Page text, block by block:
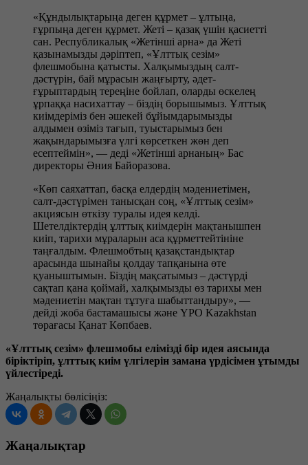
«Құндылықтарыңа деген құрмет – ұлтыңа,
ғұрпыңа деген құрмет. Жеті – қазақ үшін қасиетті
сан. Республикалық «Жетінші арна» да Жеті
қазынамызды дәріптеп, «Ұлттық сезім»
флешмобына қатысты. Халқымыздың салт-
дәстүрін, бай мұрасын жаңғырту, әдет-
ғұрыптардың тереңіне бойлап, оларды өскелең
ұрпаққа насихаттау – біздің борышымыз. Ұлттық
киімдеріміз бен әшекей бұйымдарымызды
алдымен өзіміз тағып, туыстарымыз бен
жақындарымызға үлгі көрсеткен жөн деп
есептеймін», — деді «Жетінші арнаның» Бас
директоры Әния Байоразова.
«Көп саяхаттап, басқа елдердің мәдениетімен,
салт-дәстүрімен танысқан соң, «Ұлттық сезім»
акциясын өткізу туралы идея келді.
Шетелдіктердің ұлттық киімдерін мақтанышпен
киіп, тарихи мұраларын аса құрметтейтініне
таңғалдым. Флешмобтың қазақстандықтар
арасында шынайы қолдау тапқанына өте
қуаныштымын. Біздің мақсатымыз – дәстүрді
сақтап қана қоймай, халқымызды өз тарихы мен
мәдениетін мақтан тұтуға шабыттандыру», —
дейді жоба бастамашысы және YPO Kazakhstan
төрағасы Қанат Көпбаев.
«Ұлттық сезім» флешмобы елімізді бір идея аясында
біріктіріп, ұлттық киім үлгілерін замана үрдісімен ұтымды
үйлестіреді.
Жаңалықты бөлісіңіз:
Жаңалықтар